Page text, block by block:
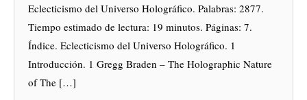
Eclecticismo del Universo Holográfico. Palabras: 2877.
Tiempo estimado de lectura: 19 minutos. Páginas: 7.
Índice. Eclecticismo del Universo Holográfico. 1
Introducción. 1 Gregg Braden – The Holographic Nature
of The […]